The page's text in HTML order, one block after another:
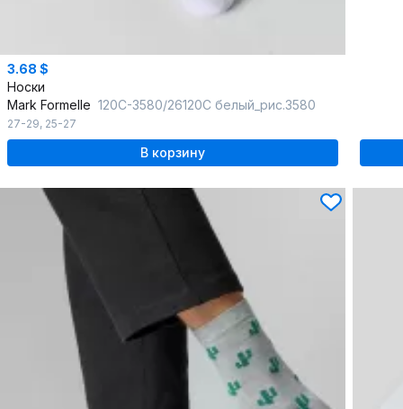
3.68 $
Носки
Mark Formelle 120C-3580/26120C белый_рис.3580
27-29, 25-27
В корзину